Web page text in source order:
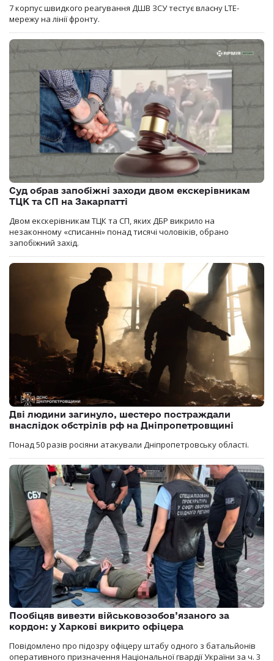
7 корпус швидкого реагування ДШВ ЗСУ тестує власну LTE-
мережу на лінії фронту.
Суд обрав запобіжні заходи двом екскерівникам
ТЦК та СП на Закарпатті
Двом екскерівникам ТЦК та СП, яких ДБР викрило на
незаконному «списанні» понад тисячі чоловіків, обрано
запобіжний захід.
Дві людини загинуло, шестеро постраждали
внаслідок обстрілів рф на Дніпропетровщині
Понад 50 разів росіяни атакували Дніпропетровську області.
Пообіцяв вивезти військовозобов’язаного за
кордон: у Харкові викрито офіцера
Повідомлено про підозру офіцеру штабу одного з батальйонів
оперативного призначення Національної гвардії України за ч. 3